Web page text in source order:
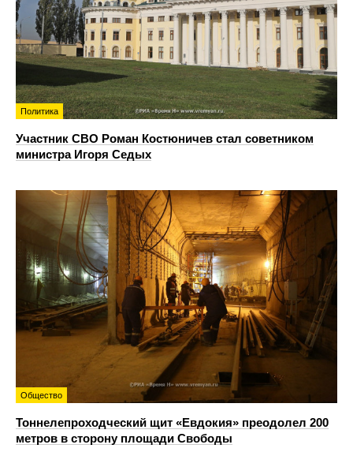
Политика
Участник СВО Роман Костюничев стал советником
министра Игоря Седых
Общество
Тоннелепроходческий щит «Евдокия» преодолел 200
метров в сторону площади Свободы